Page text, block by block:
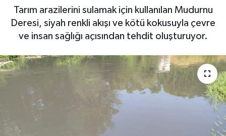
Tarım arazilerini sulamak için kullanılan Mudurnu
Deresi, siyah renkli akışı ve kötü kokusuyla çevre
ve insan sağlığı açısından tehdit oluşturuyor.